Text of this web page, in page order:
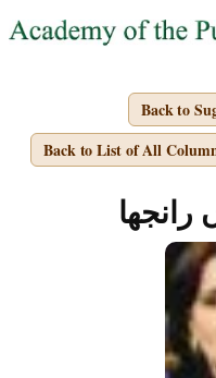
Back to
Back to List of All
رانجھا